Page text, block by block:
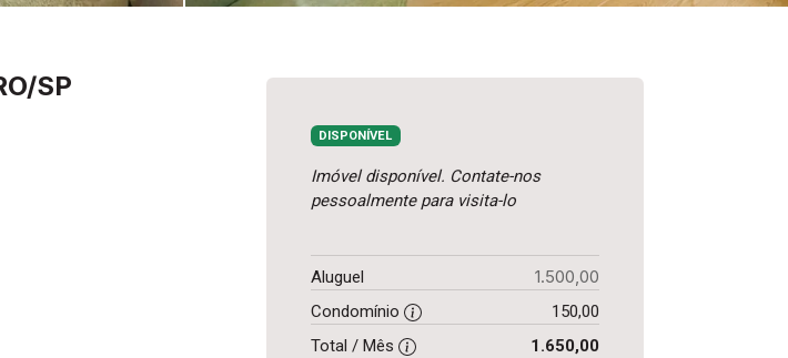
SP
DISPONÍVEL
Imóvel disponível. Contate-nos
pessoalmente para visita-lo
Aluguel 1.500,00
Condomínio
150,00
Total / Mês
1.650,00